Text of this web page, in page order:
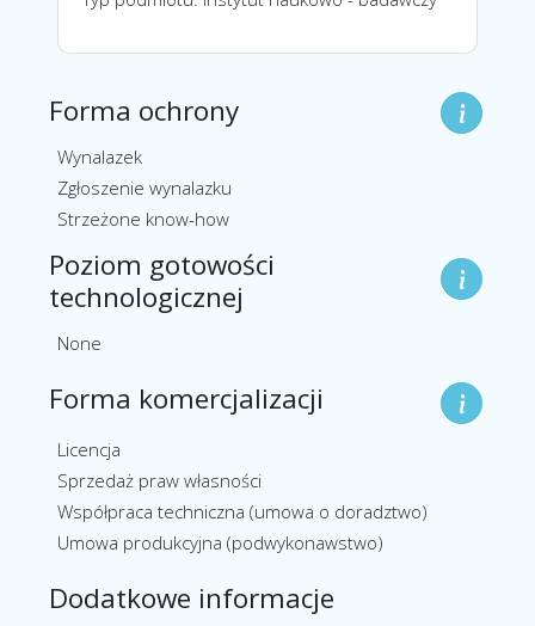
Forma ochrony
Wynalazek
Zgłoszenie wynalazku
Strzeżone know-how
Poziom gotowości
technologicznej
None
Forma komercjalizacji
Licencja
Sprzedaż praw własności
Współpraca techniczna (umowa o doradztwo)
Umowa produkcyjna (podwykonawstwo)
Dodatkowe informacje